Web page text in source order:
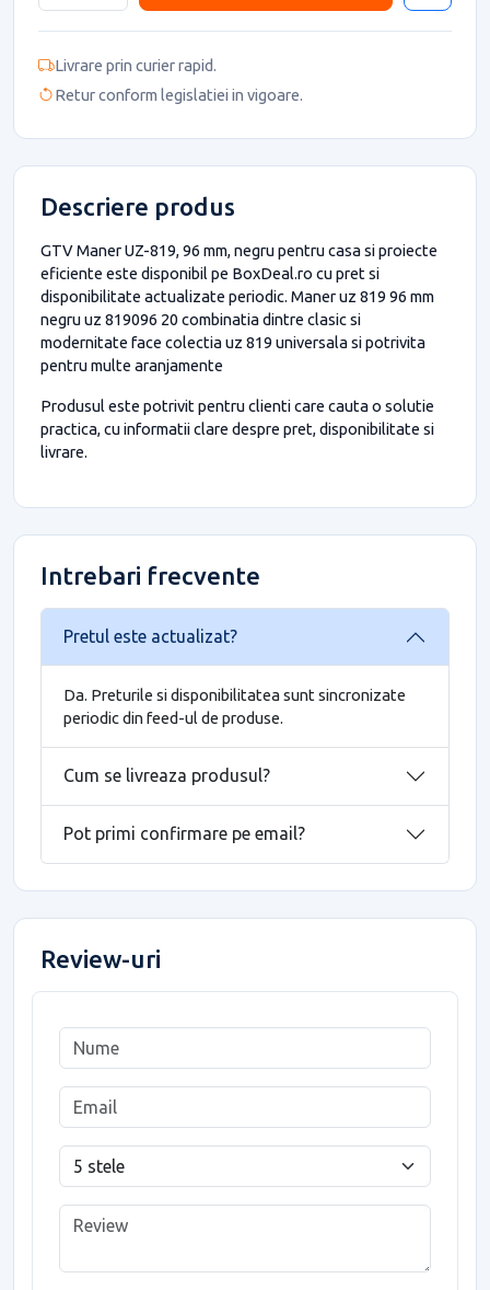
Livrare prin curier rapid.
Retur conform legislatiei in vigoare.
Descriere produs
GTV Maner UZ-819, 96 mm, negru pentru casa si proiecte
eficiente este disponibil pe BoxDeal.ro cu pret si
disponibilitate actualizate periodic. Maner uz 819 96 mm
negru uz 819096 20 combinatia dintre clasic si
modernitate face colectia uz 819 universala si potrivita
pentru multe aranjamente
Produsul este potrivit pentru clienti care cauta o solutie
practica, cu informatii clare despre pret, disponibilitate si
livrare.
Intrebari frecvente
Pretul este actualizat?
Da. Preturile si disponibilitatea sunt sincronizate
periodic din feed-ul de produse.
Cum se livreaza produsul?
Pot primi confirmare pe email?
Review-uri